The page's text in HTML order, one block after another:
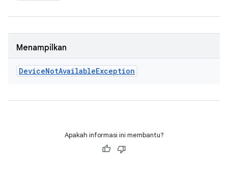
Menampilkan
DeviceNotAvailableException
Apakah informasi ini membantu?